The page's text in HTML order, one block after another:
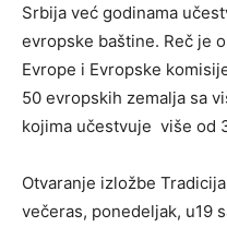
Srbija već godinama
evropske baštine. Reč je
Evrope i Evropske
50 evropskih zemalja sa
kojima učestvuje više od
Otvaranje izložbe
večeras, ponedeljak, u19